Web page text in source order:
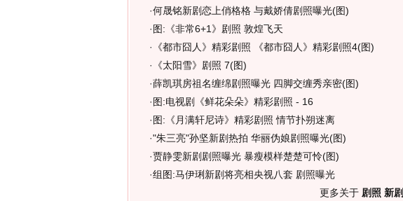
·何晟铭新剧恋上俏格格 与戴娇倩剧照曝光(图)
· 图:《非常6+1》剧照 敦煌飞天
· 《都市囧人》精彩剧照 《都市囧人》精彩剧照4(图)
· 《太阳雪》剧照 7(图)
·薛凯琪房祖名缠绵剧照曝光 四脚交缠秀亲密(图)
· 图:电视剧《鲜花朵朵》精彩剧照 - 16
· 图:《月满轩尼诗》精彩剧照 情节扑朔迷离
·"朱三亮"孙坚新剧热拍 华丽伪娘剧照曝光(图)
·贾静雯新剧剧照曝光 暴瘦模样楚楚可怜(图)
·组图:马伊琍新剧将亮相央视八套 剧照曝光
更多关于 剧照 新剧